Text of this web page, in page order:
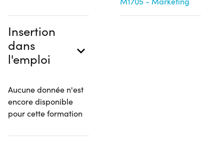
Insertion
dans
l'emploi
Aucune donnée n'est
encore disponible
pour cette formation